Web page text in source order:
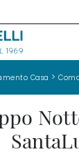
Casa >